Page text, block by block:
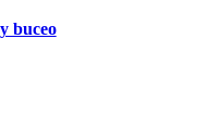
buceo